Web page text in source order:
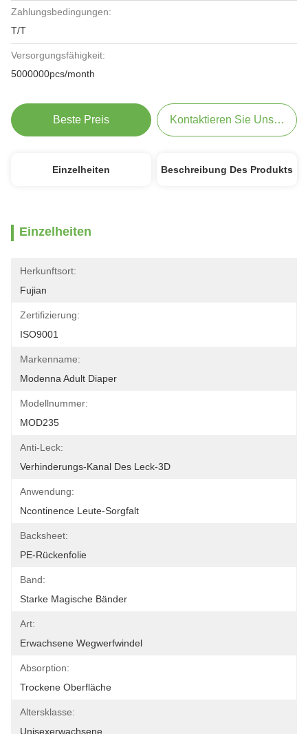
Zahlungsbedingungen:
T/T
Versorgungsfähigkeit:
5000000pcs/month
Beste Preis Kontaktieren Sie Uns Jetzt
Einzelheiten Beschreibung Des Produkts
Einzelheiten
Herkunftsort:
Fujian
Zertifizierung:
ISO9001
Markenname:
Modenna Adult Diaper
Modellnummer:
MOD235
Anti-Leck:
Verhinderungs-Kanal Des Leck-3D
Anwendung:
Ncontinence Leute-Sorgfalt
Backsheet:
PE-Rückenfolie
Band:
Starke Magische Bänder
Art:
Erwachsene Wegwerfwindel
Absorption:
Trockene Oberfläche
Altersklasse:
Unisexerwachsene